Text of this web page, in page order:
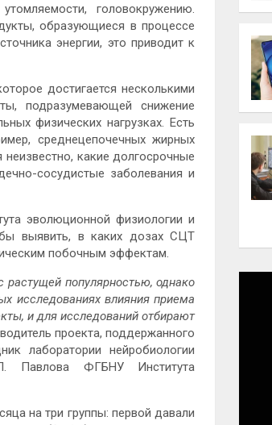
головокружению.
образующиеся в процессе
энергии, это приводит к
достигается несколькими
подразумевающей снижение
физических нагрузках. Есть
среднецепочечных жирных
какие долгосрочные
сосудистые заболевания и
эволюционной физиологии и
выявить, в каких дозах СЦТ
побочным эффектам.
популярностью, однако
исследованиях влияния приема
и для исследований отбирают
проекта, поддержанного
лаборатории нейробиологии
Павлова ФГБНУ Института
на три группы: первой давали